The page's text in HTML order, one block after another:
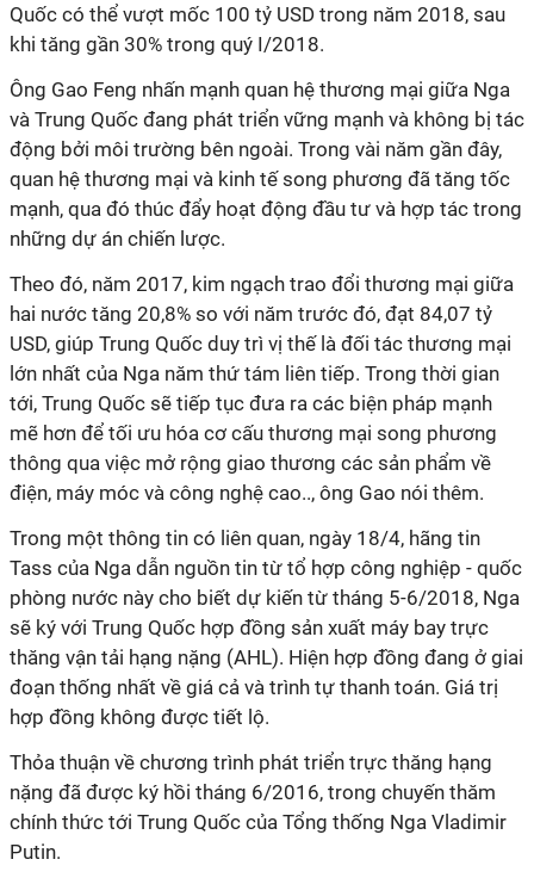
Quốc có thể vượt mốc 100 tỷ USD trong năm 2018, sau
khi tăng gần 30% trong quý I/2018.
Ông Gao Feng nhấn mạnh quan hệ thương mại giữa Nga
và Trung Quốc đang phát triển vững mạnh và không bị tác
động bởi môi trường bên ngoài. Trong vài năm gần đây,
quan hệ thương mại và kinh tế song phương đã tăng tốc
mạnh, qua đó thúc đẩy hoạt động đầu tư và hợp tác trong
những dự án chiến lược.
Theo đó, năm 2017, kim ngạch trao đổi thương mại giữa
hai nước tăng 20,8% so với năm trước đó, đạt 84,07 tỷ
USD, giúp Trung Quốc duy trì vị thế là đối tác thương mại
lớn nhất của Nga năm thứ tám liên tiếp. Trong thời gian
tới, Trung Quốc sẽ tiếp tục đưa ra các biện pháp mạnh
mẽ hơn để tối ưu hóa cơ cấu thương mại song phương
thông qua việc mở rộng giao thương các sản phẩm về
điện, máy móc và công nghệ cao.., ông Gao nói thêm.
Trong một thông tin có liên quan, ngày 18/4, hãng tin
Tass của Nga dẫn nguồn tin từ tổ hợp công nghiệp - quốc
phòng nước này cho biết dự kiến từ tháng 5-6/2018, Nga
sẽ ký với Trung Quốc hợp đồng sản xuất máy bay trực
thăng vận tải hạng nặng (AHL). Hiện hợp đồng đang ở giai
đoạn thống nhất về giá cả và trình tự thanh toán. Giá trị
hợp đồng không được tiết lộ.
Thỏa thuận về chương trình phát triển trực thăng hạng
nặng đã được ký hồi tháng 6/2016, trong chuyến thăm
chính thức tới Trung Quốc của Tổng thống Nga Vladimir
Putin.